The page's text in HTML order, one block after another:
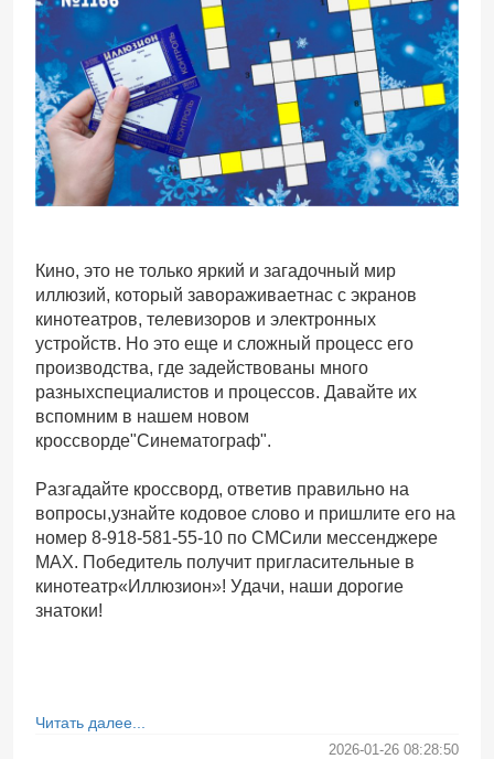
Кино, это не только яркий и загадочный мир
иллюзий, который завораживаетнас с экранов
кинотеатров, телевизоров и электронных
устройств. Но это еще и сложный процесс его
производства, где задействованы много
разныхспециалистов и процессов. Давайте их
вспомним в нашем новом
кроссворде"Синематограф".
Разгадайте кроссворд, ответив правильно на
вопросы,узнайте кодовое слово и пришлите его на
номер 8-918-581-55-10 по СМСили мессенджере
MAX. Победитель получит пригласительные в
кинотеатр«Иллюзион»! Удачи, наши дорогие
знатоки!
Читать далее...
2026-01-26 08:28:50